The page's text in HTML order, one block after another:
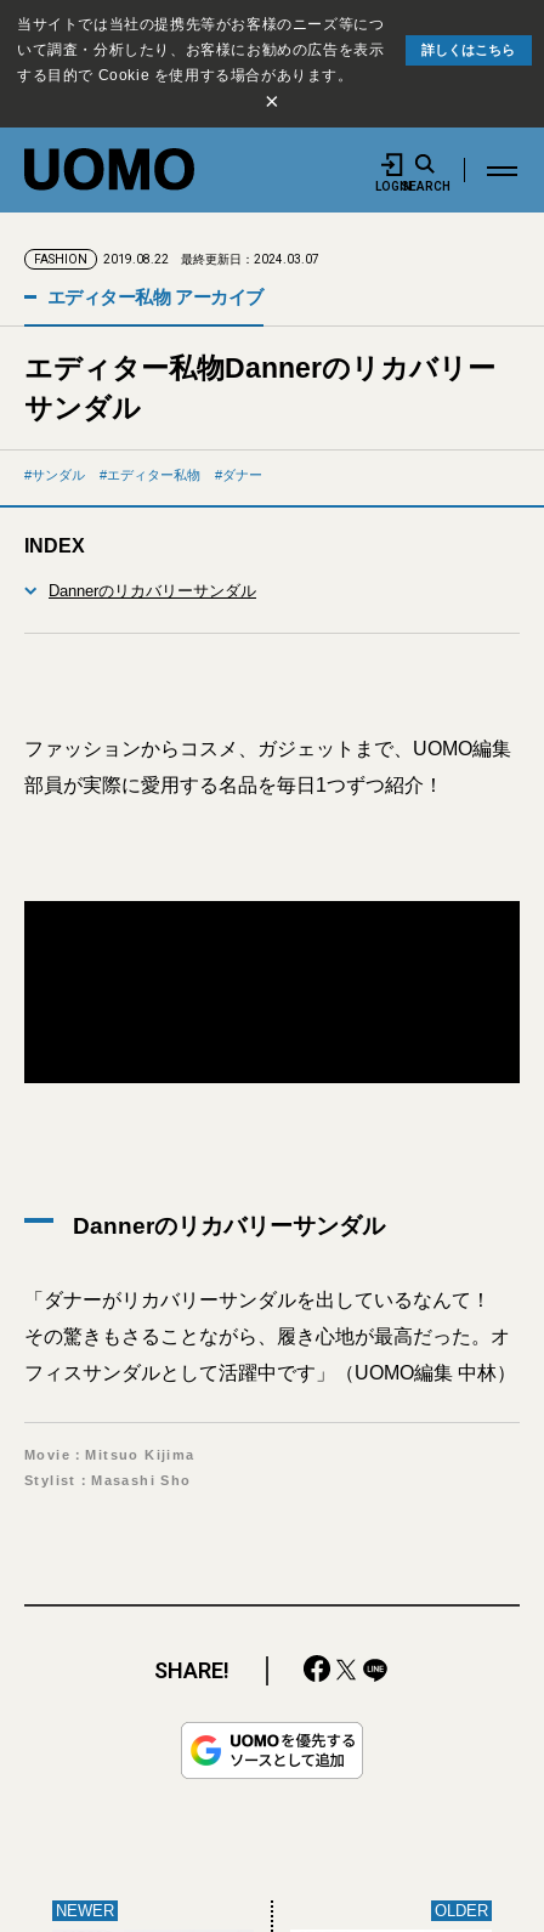
当サイトでは当社の提携先等がお客様のニーズ等につ
いて調査・分析したり、お客様にお勧めの広告を表示
する目的で Cookie を使用する場合があります。
詳しくはこちら
×
LOGINSEARCH
FASHION 2019.08.22 最終更新日：2024.03.07
エディター私物 アーカイブ
エディター私物Dannerのリカバリー
サンダル
サンダル エディター私物 ダナー
INDEX
Dannerのリカバリーサンダル
ファッションからコスメ、ガジェットまで、UOMO編集
部員が実際に愛用する名品を毎日1つずつ紹介！
Dannerのリカバリーサンダル
「ダナーがリカバリーサンダルを出しているなんて！
その驚きもさることながら、履き心地が最高だった。オ
フィスサンダルとして活躍中です」（UOMO編集 中林）
Movie：Mitsuo Kijima
Stylist：Masashi Sho
SHARE!
NEWER OLDER